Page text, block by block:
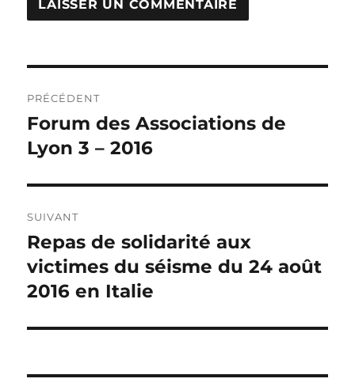
de
l’article
PRÉCÉDENT
Publication
précédente :
Forum des Associations de
Lyon 3 – 2016
SUIVANT
Publication
suivante :
Repas de solidarité aux
victimes du séisme du 24 août
2016 en Italie